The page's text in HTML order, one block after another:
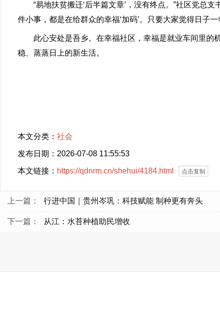
“易地扶贫搬迁‘后半篇文章’，没有终点。”社区党总支
件小事，都是在给群众的幸福‘加码’。只要大家觉得日子
此心安处是吾乡。在幸福社区，幸福是就业车间里的
稳、蒸蒸日上的新生活。
本文分类： 社会
发布日期：2026-07-08 11:55:53
本文链接： https://qdnrm.cn/shehui/4184.html 点击复制
上一篇： 行进中国｜贵州岑巩：科技赋能 制种更有奔头
下一篇： 从江：水苔种植助民增收